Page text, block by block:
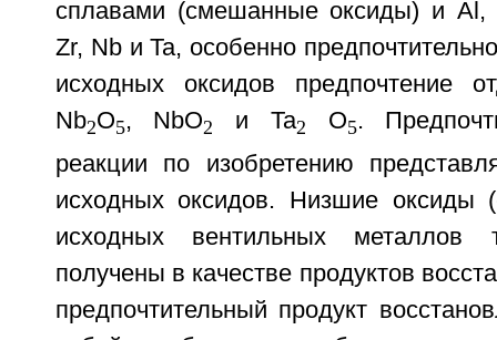
сплавами (смешанные оксиды) и Al,
Zr, Nb и Ta, особенно
исходных оксидов предпочтение
Nb2O5, NbO2 и Ta2 O5.
реакции по изобретению
исходных оксидов. Низшие оксиды
исходных вентильных металлов
получены в качестве продуктов
предпочтительный продукт